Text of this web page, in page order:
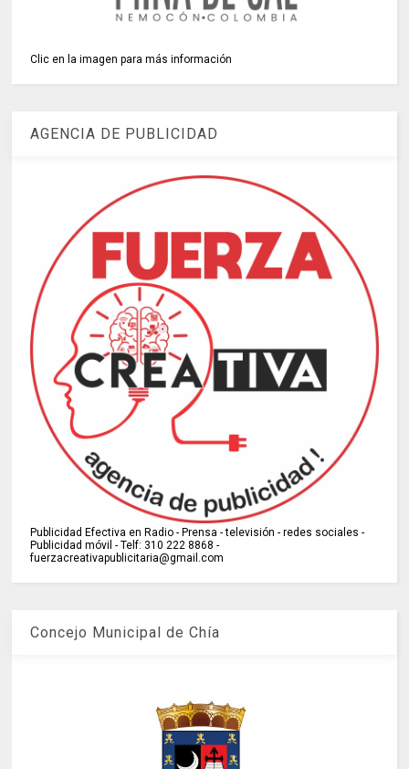
Clic en la imagen para más información
AGENCIA DE PUBLICIDAD
Publicidad Efectiva en Radio - Prensa - televisión - redes sociales -
Publicidad móvil - Telf: 310 222 8868 -
fuerzacreativapublicitaria@gmail.com
Concejo Municipal de Chía